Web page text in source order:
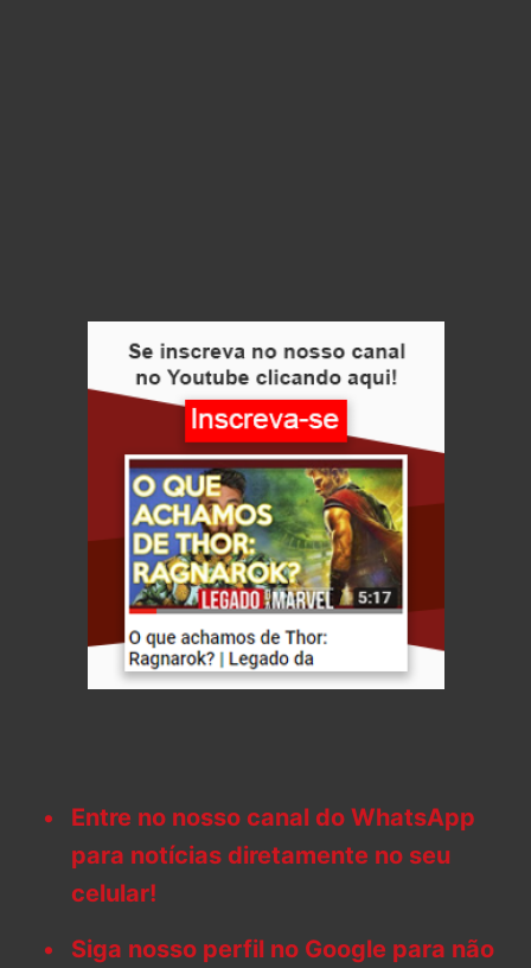
Entre no nosso canal do WhatsApp
para notícias diretamente no seu
celular!
Siga nosso perfil no Google para não